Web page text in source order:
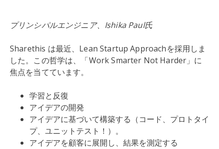
プリンシパルエンジニア、Ishika Paul氏
Sharethis は最近、Lean Startup Approachを採用しま
した。この哲学は、「Work Smarter Not Harder」に
焦点を当てています。
学習と反復
アイデアの開発
アイデアに基づいて構築する（コード、プロトタイ
プ、ユニットテスト！）。
アイデアを顧客に展開し、結果を測定する